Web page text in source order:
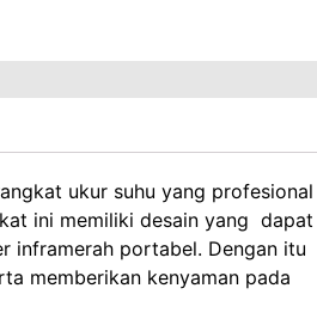
ukur suhu yang profesional
ini memiliki desain yang dapat
inframerah portabel. Dengan itu
memberikan kenyaman pada